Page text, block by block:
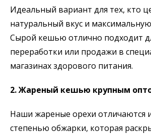
Идеальный вариант для тех, кто
натуральный вкус и
Сырой кешью отлично подходит
переработки или продажи в
магазинах здорового питания.
2. Жареный кешью крупным
Наши жареные орехи отличаются
степенью обжарки, которая